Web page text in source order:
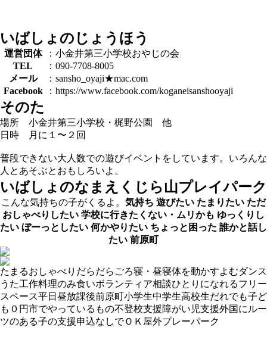
いばしょのじょうほう
運営団体
：小金井第三小学校おやじの会
TEL
：090-7708-8005
メール
：sansho_oyaji★mac.com
Facebook
：https://www.facebook.com/koganeisanshooyaji
そのた
場所 小金井第三小学校・梶野公園 他
日時 月に１〜２回
普段できない大人数での遊びイベントをしています。いろんな
人とあそぶとおもしろいよ。
いばしょのなまえ くじら山プレイパーク
こんな気持ちの子がくるよ。 気持ち 遊びたい たまりたい ただ
おしゃべりしたい 学校に行きたくない・ムリかも ゆっくりし
たい ぼーっとしたい 何かやりたい ちょっと困った 誰かと話し
たい 前原町
たまるおしゃべり だらだら ごろ寝・昼寝体を動かすよむダンス
うた工作料理のみ食いボランティア相談ひとりになれるフリー
スペース平日昼放課後前原町小学生中学生高校生だれでも子ど
も０円市でやっているもの不登校支援障がい児支援外国にルー
ツのある子の支援申込なしでＯＫ 屋外プレーパーク